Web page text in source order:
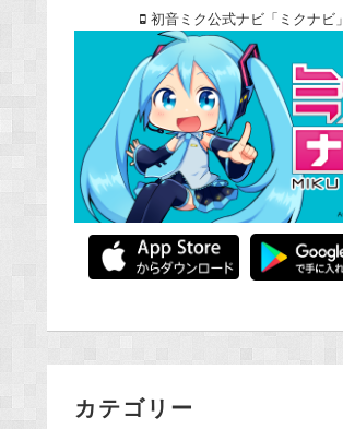
初音ミク公式ナビ「ミクナビ」
カテゴリー